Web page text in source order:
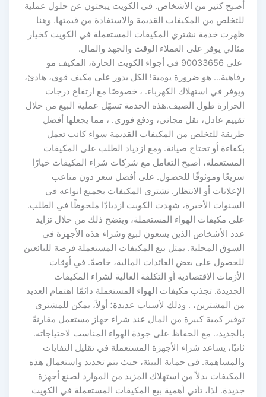
أصبح كثير من الأشخاص. في الكويت يبحثون عن حلول عملية
للتخلص من المكيفات القديمة والاستفادة من قيمتها. وهنا
ظهرت خدمة نشتري المكيفات المستعملة في الكويت كخيار
مثالي يوفر على العملاء الوقت والجهد والمال.
علي 90033656 في أجواء الكويت الحارة، المكيف مو
رفاهية… هو ضرورة يومية! الكل يدور على مكيف قوي، هادئ،
ويوفر في استهلاك الكهرباء. ، خصوصًا مع ارتفاع درجات
الحرارة طول الصيف.هذه الخدمة تسهّل عملية البيع من خلال
تقييم عادل، نقل مجاني، ودفع فوري. ، مما يجعلها أفضل
طريقة للتخلص من المكيفات القديمة سواء كانت تعمل
بكفاءة أو تحتاج صيانة. ومع ازدياد الطلب على المكيفات
المستعملة، أصبح التعامل مع شركات شراء المكيفات خيارًا
سريعًا وموثوقًا للحصول. على أفضل سعر دون متاعب
الإعلانات أو الانتظار. نشتري المكيفات بجميع انواعه في
السنوات الأخيرة، شهدت الكويت ازديادًا ملحوظًا في الطلب.
على مكيفات الهواء المستعملة، ويتضح ذلك من خلال تزايد
عدد الأشخاص الذين يسعون لبيع وشراء هذه الأجهزة في
السوق المحلية. يمثل بيع المكيفات المستعملة فرصة للبائعين
للحصول على بعض العائدات المالية، خاصةً. في أوقات
الأزمات الاقتصادية أو التكلفة العالية لشراء المكيفات
الجديدة. تجذب مكيفات الهواء المستعملة دائمًا اهتمام العديد
من المشترين، . وذلك لأسباب عديدة؛ أولاً، يمكن للمشتري
توفير كمية كبيرة من المال عند شراء جهاز مستعمل مقارنةً
بالجديد،. مع الحفاظ على جودة الهواء المناسب لاحتياجاته.
ثانيًا، يساعد شراء الأجهزة المستعملة في تقليل النفايات
والمساهمة. في حماية البيئة، حيث يتم تجديد واستعمال هذه
المكيفات بدلاً من استهلاك المزيد من الموارد لصنع أجهزة
جديدة. لذا، تأتي أهمية بيع المكيفات المستعملة في الكويت